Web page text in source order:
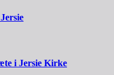
i Jersie Kirke